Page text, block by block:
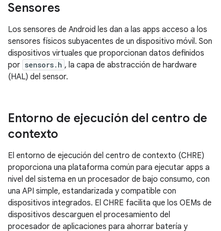
Sensores
Los sensores de Android les dan a las apps acceso a los
sensores físicos subyacentes de un dispositivo móvil. Son
dispositivos virtuales que proporcionan datos definidos
por sensors.h , la capa de abstracción de hardware
(HAL) del sensor.
Entorno de ejecución del centro de
contexto
El entorno de ejecución del centro de contexto (CHRE)
proporciona una plataforma común para ejecutar apps a
nivel del sistema en un procesador de bajo consumo, con
una API simple, estandarizada y compatible con
dispositivos integrados. El CHRE facilita que los OEMs de
dispositivos descarguen el procesamiento del
procesador de aplicaciones para ahorrar batería y